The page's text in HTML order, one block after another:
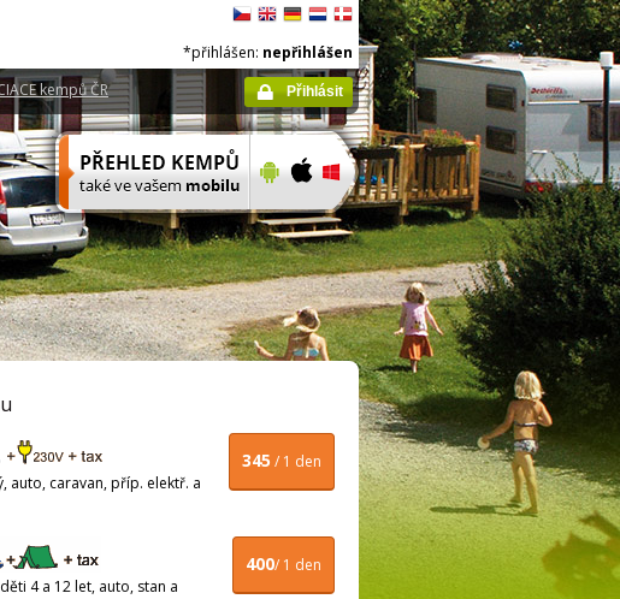
kempů ČR
*přihlášen: nepřihlášen
Přihlásit
345 / 1 den
auto, caravan, příp. elektř. a
400/ 1 den
4 a 12 let, auto, stan a